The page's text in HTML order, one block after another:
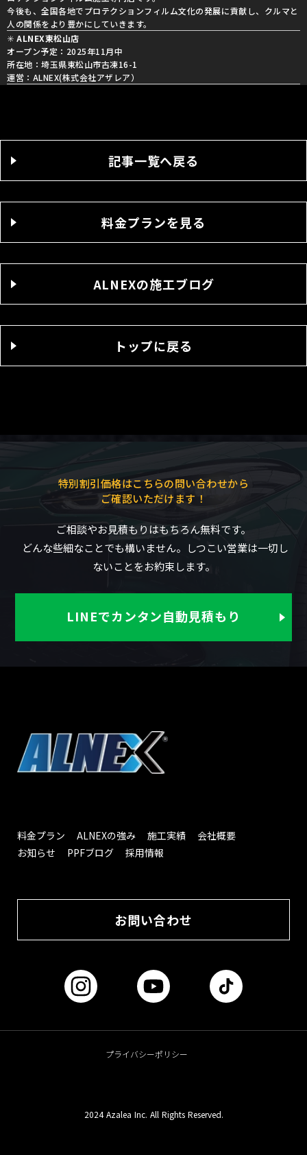
今後も、全国各地でプロテクションフィルム文化の発展に貢献し、クルマと
人の関係をより豊かにしていきます。
✳️ALNEX東松山店
オープン予定：2025年11月中
所在地：埼玉県東松山市古凍16-1
運営：ALNEX(株式会社アザレア）
記事一覧へ戻る
料金プランを見る
ALNEXの施工ブログ
トップに戻る
特別割引価格はこちらの問い合わせから
ご確認いただけます！
ご相談やお見積もりはもちろん無料です。
どんな些細なことでも構いません。しつこい営業は一切し
ないことをお約束します。
LINEでカンタン自動見積もり
料金プラン ALNEXの強み 施工実績
会社概要
お知らせ
PPFブログ 採用情報
お問い合わせ
プライバシーポリシー
2024 Azalea Inc. All Rights Reserved.